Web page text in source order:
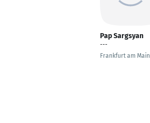
Pap Sargsyan
---
Frankfurt am Main